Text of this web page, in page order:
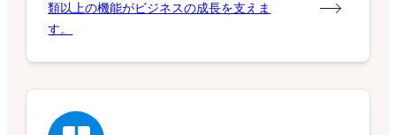
類以上の機能がビジネスの成長を支えま
す。